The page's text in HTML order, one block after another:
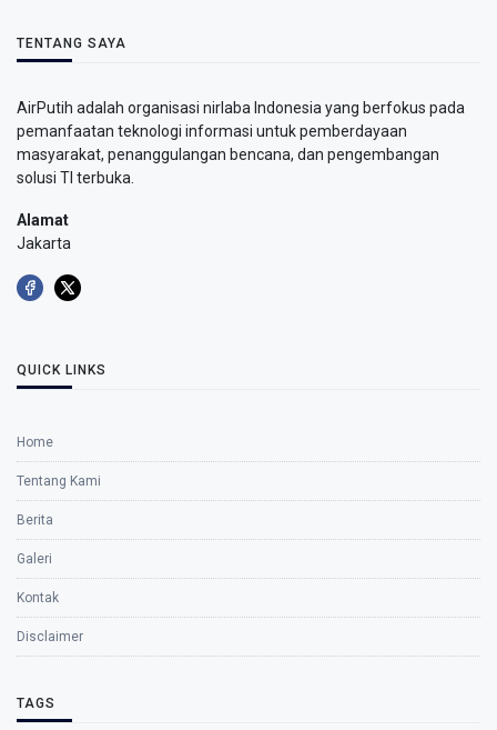
TENTANG SAYA
AirPutih adalah organisasi nirlaba Indonesia yang berfokus pada
pemanfaatan teknologi informasi untuk pemberdayaan
masyarakat, penanggulangan bencana, dan pengembangan
solusi TI terbuka.
Alamat
Jakarta
QUICK LINKS
Home
Tentang Kami
Berita
Galeri
Kontak
Disclaimer
TAGS